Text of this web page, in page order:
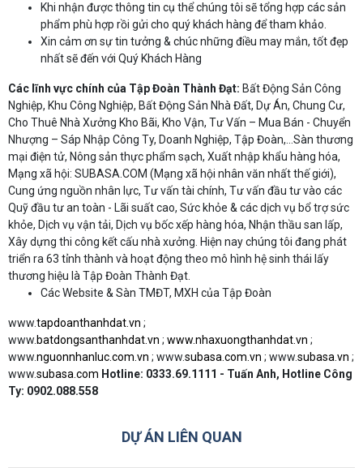
Khi nhận được thông tin cụ thể chúng tôi sẽ tổng hợp các sản
phẩm phù hợp rồi gửi cho quý khách hàng để tham khảo.
Xin cảm ơn sự tin tưởng & chúc những điều may mắn, tốt đẹp
nhất sẽ đến với Quý Khách Hàng
Các lĩnh vực chính của Tập Đoàn Thành Đạt: Bất Động Sản Công
Nghiệp, Khu Công Nghiệp, Bất Động Sản Nhà Đất, Dự Án, Chung Cư,
Cho Thuê Nhà Xưởng Kho Bãi, Kho Vận, Tư Vấn – Mua Bán - Chuyển
Nhượng – Sáp Nhập Công Ty, Doanh Nghiệp, Tập Đoàn,…Sàn thương
mại điện tử, Nông sản thực phẩm sạch, Xuất nhập khẩu hàng hóa,
Mạng xã hội: SUBASA.COM (Mạng xã hội nhân văn nhất thế giới),
Cung ứng nguồn nhân lực, Tư vấn tài chính, Tư vấn đầu tư vào các
Quỹ đầu tư an toàn - Lãi suất cao, Sức khỏe & các dịch vụ bổ trợ sức
khỏe, Dịch vụ vận tải, Dịch vụ bốc xếp hàng hóa, Nhận thầu san lấp,
Xây dựng thi công kết cấu nhà xưởng. Hiện nay chúng tôi đang phát
triển ra 63 tỉnh thành và hoạt động theo mô hình hệ sinh thái lấy
thương hiệu là Tập Đoàn Thành Đạt.
Các Website & Sàn TMĐT, MXH của Tập Đoàn
www.tapdoanthanhdat.vn ;
www. batdongsanthanhdat.vn ; www.nhaxuongthanhdat.vn ;
www.nguonnhanluc.com.vn ; www.subasa.com.vn ; www.subasa.vn ;
www.subasa.com Hotline: 0333.69.1111 - Tuấn Anh, Hotline Công
Ty: 0902.088.558
DỰ ÁN LIÊN QUAN